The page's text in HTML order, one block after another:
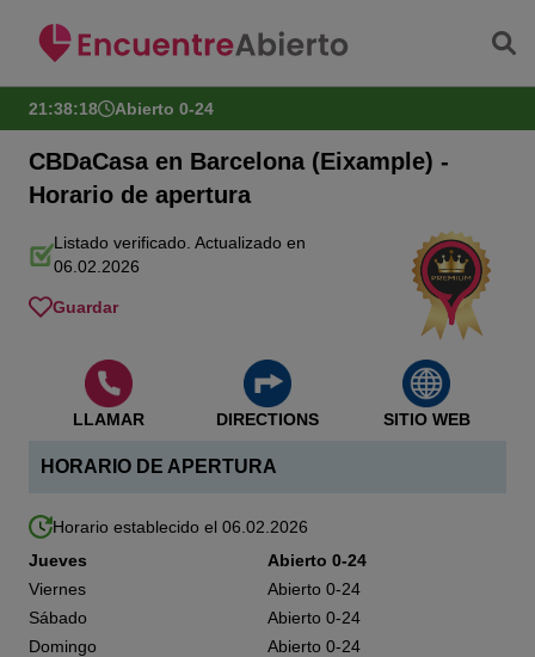
21:38:19 Abierto 0-24
CBDaCasa en Barcelona (Eixample) -
Horario de apertura
Listado verificado. Actualizado en
06.02.2026
Guardar
HORARIO DE APERTURA
Horario establecido el 06.02.2026
Jueves
Abierto 0-24
Viernes
Abierto 0-24
Sábado
Abierto 0-24
Domingo
Abierto 0-24
LLAMAR DIRECTIONS SITIO WEB